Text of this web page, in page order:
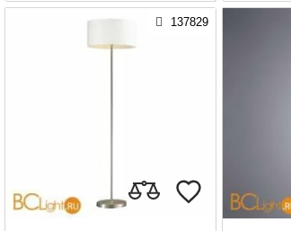
137829